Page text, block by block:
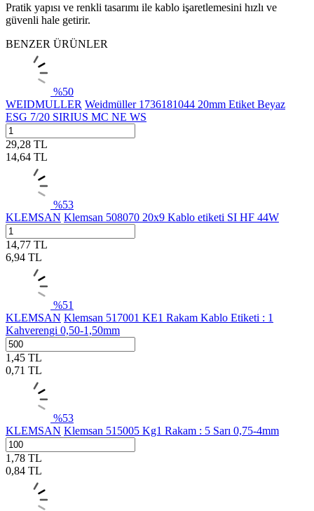
Pratik yapısı ve renkli tasarımı ile kablo işaretlemesini hızlı ve
güvenli hale getirir.
BENZER ÜRÜNLER
%50
WEIDMULLER Weidmüller 1736181044 20mm Etiket Beyaz
ESG 7/20 SIRIUS MC NE WS
29,28 TL
14,64 TL
%53
KLEMSAN Klemsan 508070 20x9 Kablo etiketi SI HF 44W
14,77 TL
6,94 TL
%51
KLEMSAN Klemsan 517001 KE1 Rakam Kablo Etiketi : 1
Kahverengi 0,50-1,50mm
1,45 TL
0,71 TL
%53
KLEMSAN Klemsan 515005 Kg1 Rakam : 5 Sarı 0,75-4mm
1,78 TL
0,84 TL